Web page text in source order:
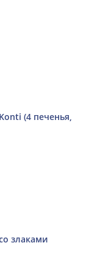
(4 печенья,
злаками